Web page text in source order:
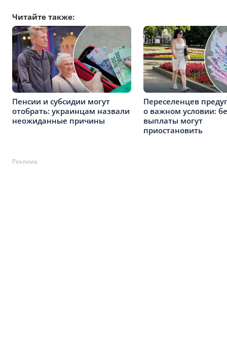
Читайте также:
Пенсии и субсидии могут
отобрать: украинцам назвали
неожиданные причины
Переселенцев
о важном условии:
выплаты могут
приостановить
Реклама